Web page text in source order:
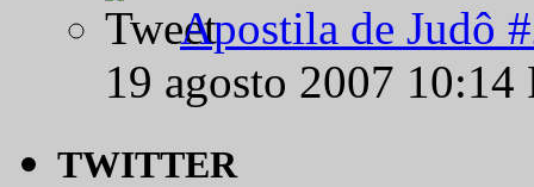
Apostila de Judô
19 agosto 2007
TWITTER